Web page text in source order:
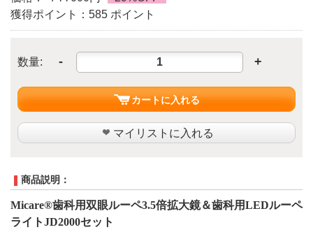
獲得ポイント：585 ポイント
数量: - +
カートに入れる
マイリストに入れる
商品説明：
Micare®歯科用双眼ルーペ3.5倍拡大鏡＆歯科用LEDルーペ
ライトJD2000セット